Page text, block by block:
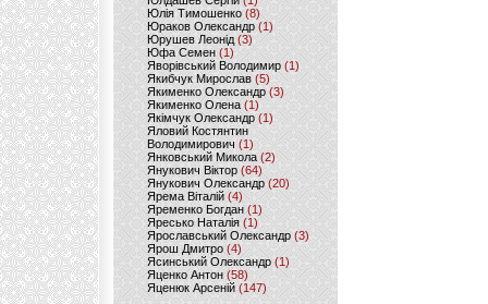
Юлія Тимошенко (8)
Юраков Олександр (1)
Юрушев Леонід (3)
Юфа Семен (1)
Яворівський Володимир (1)
Якибчук Мирослав (5)
Якименко Олександр (3)
Якименко Олена(1)
Якімчук Олександр (1)
Яловий Костянтин
Володимирович (1)
Янковський Микола(2)
Янукович Віктор (64)
Янукович Олександр(20)
Ярема Віталій(4)
Яременко Богдан(1)
Яресько Наталія(1)
Ярославський Олександр (3)
Ярош Дмитро (4)
Ясинський Олександр (1)
Яценко Антон(58)
Яценюк Арсеній (147)